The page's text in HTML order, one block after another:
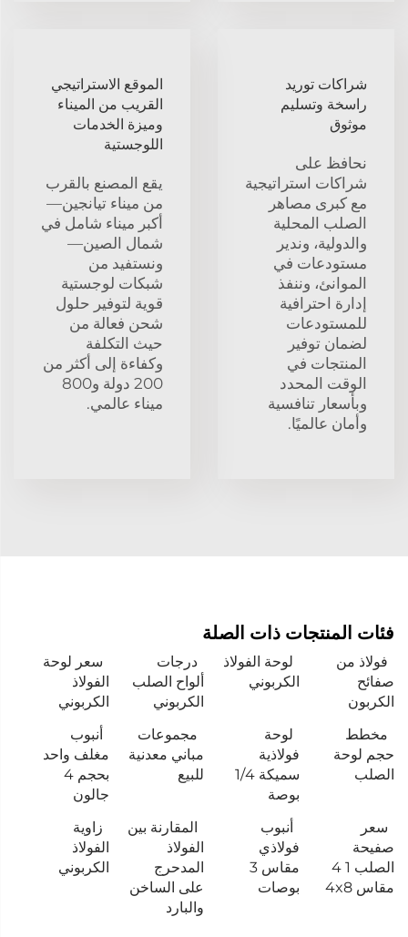
شراكات توريد
راسخة وتسليم
موثوق
نحافظ على
شراكات استراتيجية
مع كبرى مصاهر
الصلب المحلية
والدولية، وندير
مستودعات في
الموانئ، وننفذ
إدارة احترافية
للمستودعات
لضمان توفير
المنتجات في
الوقت المحدد
وبأسعار تنافسية
وأمان عالميًا.
الموقع الاستراتيجي
القريب من الميناء
وميزة الخدمات
اللوجستية
يقع المصنع بالقرب
من ميناء تيانجين—
أكبر ميناء شامل في
شمال الصين—
ونستفيد من
شبكات لوجستية
قوية لتوفير حلول
شحن فعالة من
حيث التكلفة
وكفاءة إلى أكثر من
200 دولة و800
ميناء عالمي.
فئات المنتجات ذات الصلة
فولاذ من
صفائح
الكربون
لوحة الفولاذ
الكربوني
درجات
ألواح الصلب
الكربوني
سعر لوحة
الفولاذ
الكربوني
مخطط
حجم لوحة
الصلب
لوحة
فولاذية
سميكة 1/4
بوصة
مجموعات
مباني معدنية
للبيع
أنبوب
مغلف واحد
بحجم 4
جالون
سعر
صفيحة
الصلب 1 4
مقاس 4x8
أنبوب
فولاذي
مقاس 3
بوصات
المقارنة بين
الفولاذ
المدحرج
على الساخن
والبارد
زاوية
الفولاذ
الكربوني